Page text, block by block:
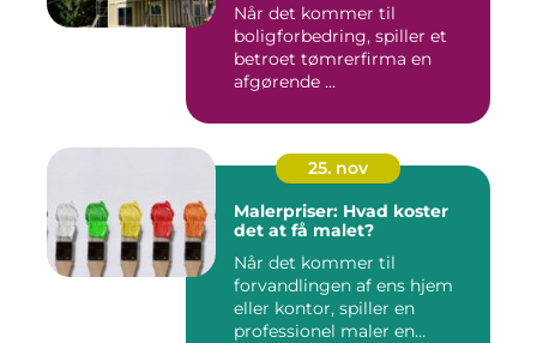
Når det kommer til
boligforbedring, spiller et
betroet tømrerfirma en
afgørende ...
25. nov
Malerpriser: Hvad koster
det at få malet?
Når det kommer til
forvandlingen af ens hjem
eller kontor, spiller en
professionel maler en